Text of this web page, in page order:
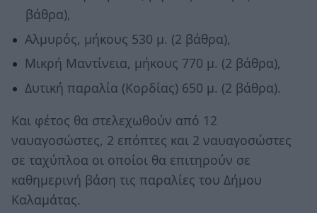
βάθρα),
Αλμυρός, μήκους 530 μ. (2 βάθρα),
Μικρή Μαντίνεια, μήκους 770 μ. (2 βάθρα),
Δυτική παραλία (Κορδίας) 650 μ. (2 βάθρα).
Και φέτος θα στελεχωθούν από 12
ναυαγοσώστες, 2 επόπτες και 2 ναυαγοσώστες
σε ταχύπλοα οι οποίοι θα επιτηρούν σε
καθημερινή βάση τις παραλίες του Δήμου
Καλαμάτας.